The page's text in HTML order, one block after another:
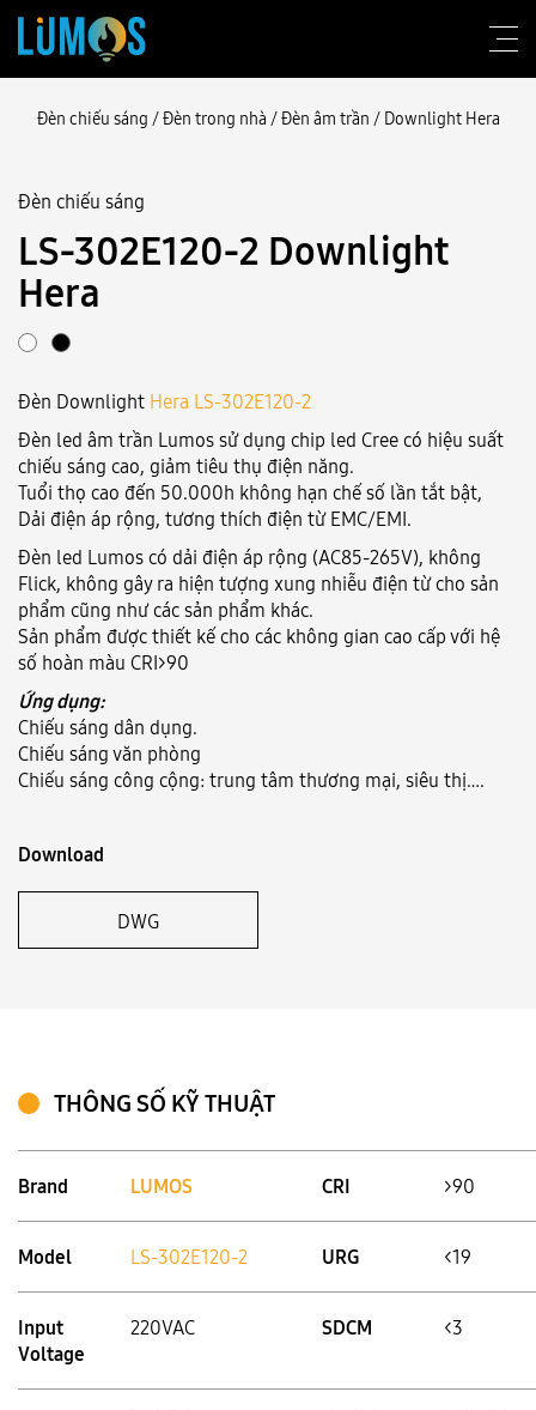
Về Lumos
Tư vấn thiết kế
Sản phẩm
Liên hệ
Đăng nhập
Language: VN EN
Đèn chiếu sáng /Đèn trong nhà /Đèn âm trần / Downlight Hera
Đèn chiếu sáng
LS‑302E120-2 Downlight
Hera
Đèn Downlight Hera LS‑302E120-2
Đèn led âm trần Lumos sử dụng chip led Cree có hiệu suất
chiếu sáng cao, giảm tiêu thụ điện năng.
Tuổi thọ cao đến 50.000h không hạn chế số lần tắt bật,
Dải điện áp rộng, tương thích điện từ EMC/EMI.
Đèn led Lumos có dải điện áp rộng (AC85-265V), không
Flick, không gây ra hiện tượng xung nhiễu điện từ cho sản
phẩm cũng như các sản phẩm khác.
Sản phẩm được thiết kế cho các không gian cao cấp với hệ
số hoàn màu CRI>90
Ứng dụng:
Chiếu sáng dân dụng.
Chiếu sáng văn phòng
Chiếu sáng công cộng: trung tâm thương mại, siêu thị….
Download
DWG
THÔNG SỐ KỸ THUẬT
Brand LUMOS CRI >90
Model LS-302E120-2 URG <19
Input
Voltage
220VAC SDCM <3